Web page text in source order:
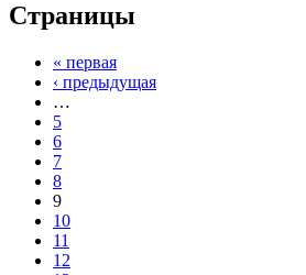
Страницы
« первая
‹ предыдущая
…
5
6
7
8
9
10
11
12